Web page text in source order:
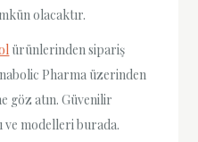
olacaktır.
ürünlerinden sipariş
Pharma üzerinden
göz atın. Güvenilir
ve modelleri burada.